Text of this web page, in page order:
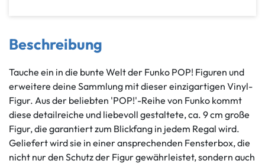
Beschreibung
Tauche ein in die bunte Welt der Funko POP! Figuren und
erweitere deine Sammlung mit dieser einzigartigen Vinyl-
Figur. Aus der beliebten 'POP!'-Reihe von Funko kommt
diese detailreiche und liebevoll gestaltete, ca. 9 cm große
Figur, die garantiert zum Blickfang in jedem Regal wird.
Geliefert wird sie in einer ansprechenden Fensterbox, die
nicht nur den Schutz der Figur gewährleistet, sondern auch